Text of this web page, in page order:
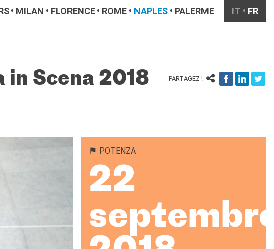
MILAN FLORENCE ROME NAPLES PALERME IT FR
in Scena 2018
PARTAGEZ !
POTENZA
22